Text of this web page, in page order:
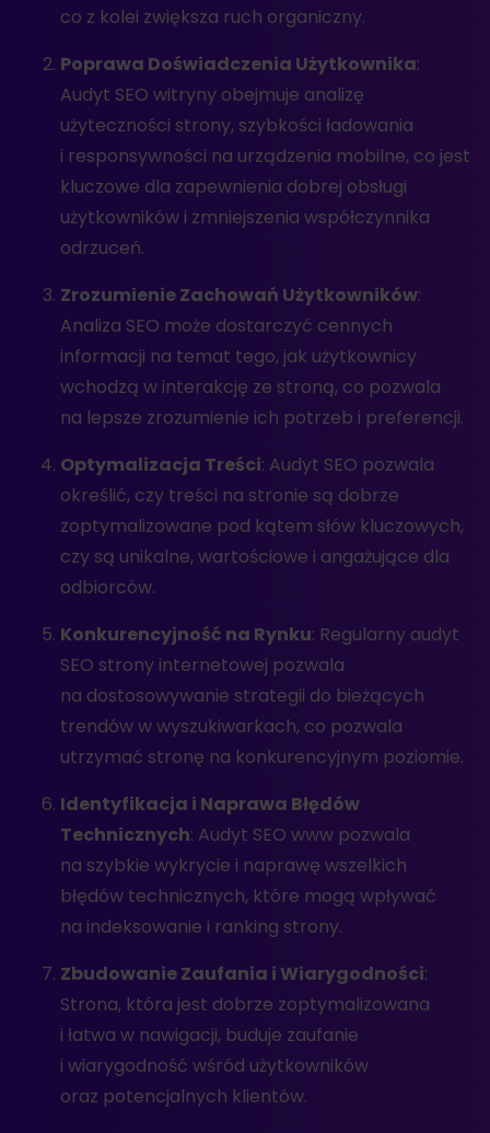
co z kolei zwiększa ruch organiczny.
Poprawa Doświadczenia Użytkownika:
Audyt SEO witryny obejmuje analizę
użyteczności strony, szybkości ładowania
i responsywności na urządzenia mobilne, co jest
kluczowe dla zapewnienia dobrej obsługi
użytkowników i zmniejszenia współczynnika
odrzuceń.
Zrozumienie Zachowań Użytkowników:
Analiza SEO może dostarczyć cennych
informacji na temat tego, jak użytkownicy
wchodzą w interakcję ze stroną, co pozwala
na lepsze zrozumienie ich potrzeb i preferencji.
Optymalizacja Treści: Audyt SEO pozwala
określić, czy treści na stronie są dobrze
zoptymalizowane pod kątem słów kluczowych,
czy są unikalne, wartościowe i angażujące dla
odbiorców.
Konkurencyjność na Rynku: Regularny audyt
SEO strony internetowej pozwala
na dostosowywanie strategii do bieżących
trendów w wyszukiwarkach, co pozwala
utrzymać stronę na konkurencyjnym poziomie.
Identyfikacja i Naprawa Błędów
Technicznych: Audyt SEO www pozwala
na szybkie wykrycie i naprawę wszelkich
błędów technicznych, które mogą wpływać
na indeksowanie i ranking strony.
Zbudowanie Zaufania i Wiarygodności:
Strona, która jest dobrze zoptymalizowana
i łatwa w nawigacji, buduje zaufanie
i wiarygodność wśród użytkowników
oraz potencjalnych klientów.